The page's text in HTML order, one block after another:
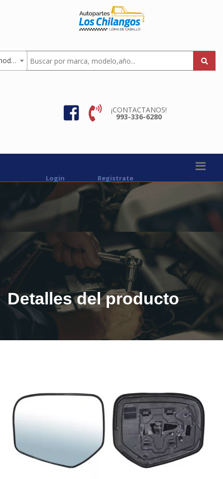
Todas los modelos
¡CONTACTANOS!
993-336-6280
Login Registrate
Detalles del producto